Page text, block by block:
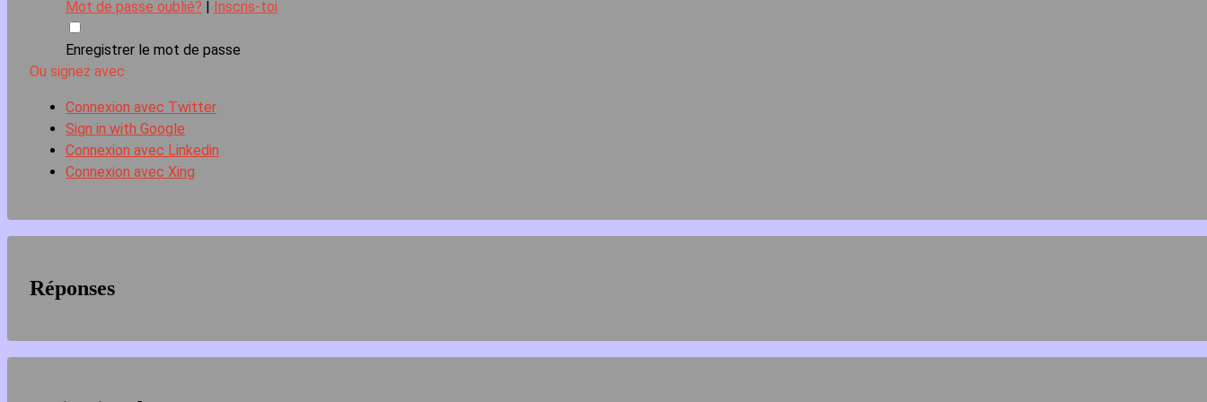
Mot de passe oublié? Inscris-toi
Enregistrer le mot de passe
Ou signez avec
Connexion avec Twitter
Sign in with Google
Connexion avec Linkedin
Connexion avec Xing
Réponses